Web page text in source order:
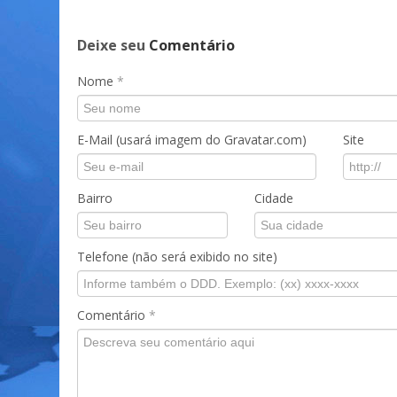
Deixe seu Comentário
Nome *
E-Mail (usará imagem do Gravatar.com) Site
Bairro Cidade
Telefone (não será exibido no site)
Comentário *